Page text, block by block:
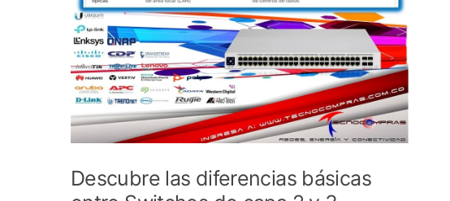
Descubre las diferencias básicas